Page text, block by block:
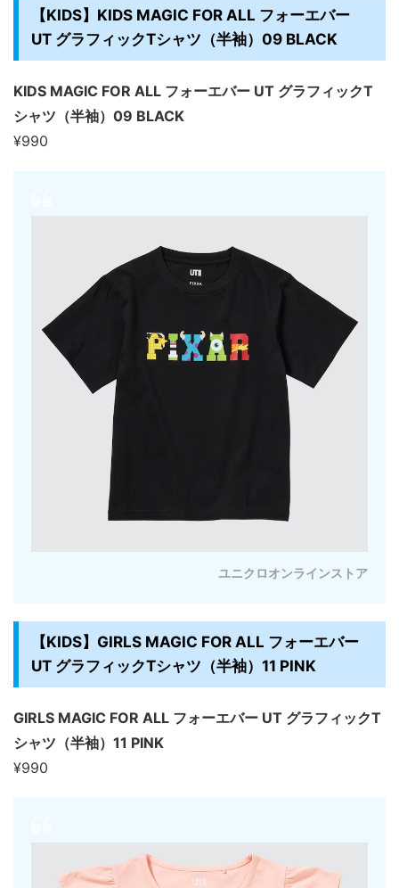
【KIDS】KIDS MAGIC FOR ALL フォーエバー
UT グラフィックTシャツ（半袖）09 BLACK
KIDS MAGIC FOR ALL フォーエバー UT グラフィックT
シャツ（半袖）09 BLACK
¥990
ユニクロオンラインストア
【KIDS】GIRLS MAGIC FOR ALL フォーエバー
UT グラフィックTシャツ（半袖）11 PINK
GIRLS MAGIC FOR ALL フォーエバー UT グラフィックT
シャツ（半袖）11 PINK
¥990